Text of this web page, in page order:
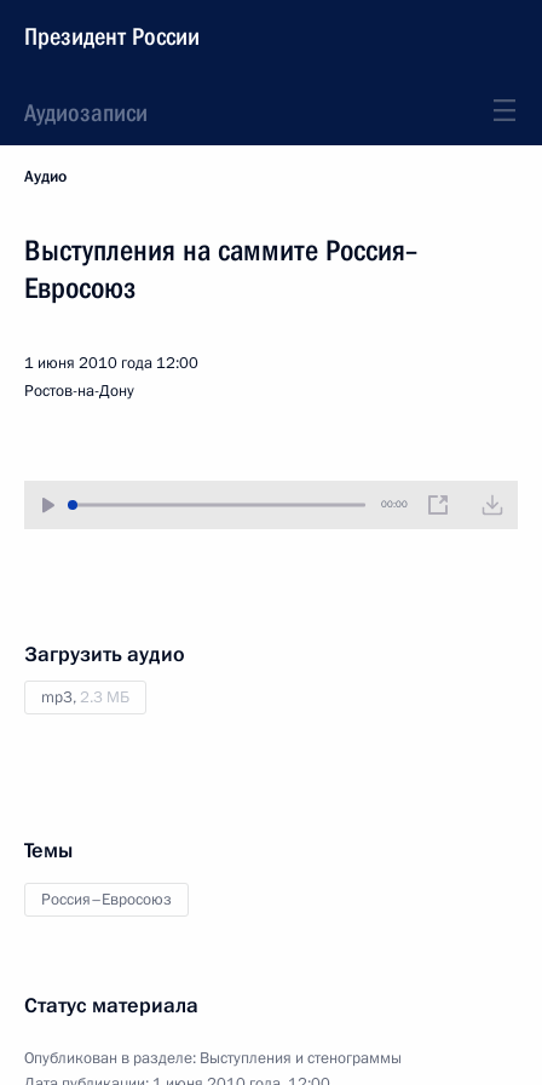
Президент России
Аудиозаписи
Аудио
Выступления на саммите Россия–
Евросоюз
1 июня 2010 года 12:00
Ростов-на-Дону
00:00
Загрузить аудио
mp3, 2.3 МБ
Темы
Россия–Евросоюз
Статус материала
Опубликован в разделе: Выступления и стенограммы